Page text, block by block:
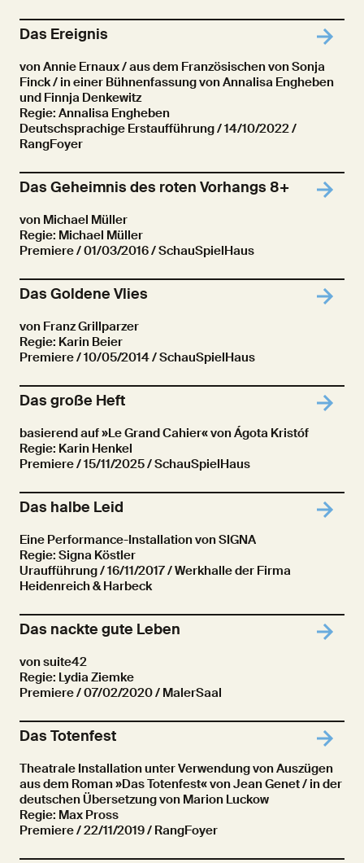
Das Ereignis
von Annie Ernaux / aus dem Französischen von Sonja
Finck / in einer Bühnenfassung von Annalisa Engheben
und Finnja Denkewitz
Regie: Annalisa Engheben
Deutschsprachige Erstaufführung/ 14/10/2022 /
RangFoyer
Das Geheimnis des roten Vorhangs 8+
von Michael Müller
Regie: Michael Müller
Premiere/ 01/03/2016 / SchauSpielHaus
Das Goldene Vlies
von Franz Grillparzer
Regie: Karin Beier
Premiere/ 10/05/2014 / SchauSpielHaus
Das große Heft
basierend auf »Le Grand Cahier« von Ágota Kristóf
Regie: Karin Henkel
Premiere/ 15/11/2025 / SchauSpielHaus
Das halbe Leid
Eine Performance-Installation von SIGNA
Regie: Signa Köstler
Uraufführung/ 16/11/2017 / Werkhalle der Firma
Heidenreich & Harbeck
Das nackte gute Leben
von suite42
Regie: Lydia Ziemke
Premiere/ 07/02/2020 / MalerSaal
Das Totenfest
Theatrale Installation unter Verwendung von Auszügen
aus dem Roman »Das Totenfest« von Jean Genet / in der
deutschen Übersetzung von Marion Luckow
Regie: Max Pross
Premiere/ 22/11/2019 / RangFoyer